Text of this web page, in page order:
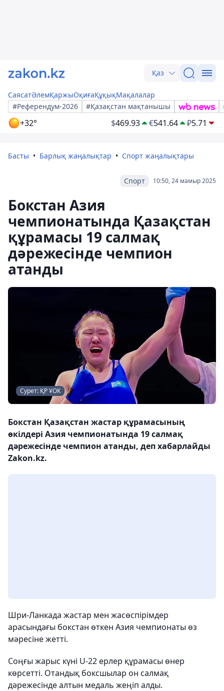
Қаз
СаясатӘлемҚаржыОқиғаҚұқықМақалалар
#Референдум-2026
#Қазақстан мақтанышы
+32° $469.93 €541.64 ₽5.71
Басты Барлық жаңалықтар Спорт жаңалықтары
10:50, 24 мамыр 2025
Спорт
Бокстан Азия
чемпионатында Қазақстан
құрамасы 19 салмақ
дәрежесінде чемпион
атанды
Сурет: ҚР ҰОК
Бокстан Қазақстан жастар құрамасының
өкілдері Азия чемпионатында 19 салмақ
дәрежесінде чемпион атанды, деп хабарлайды
Zakon.kz.
Шри-Ланкада жастар мен жасөспірімдер
арасындағы бокстан өткен Азия чемпионаты өз
мәресіне жетті.
Соңғы жарыс күні U-22 ерлер құрамасы өнер
көрсетті. Отандық боксшылар он салмақ
дәрежесінде алтын медаль жеңіп алды.